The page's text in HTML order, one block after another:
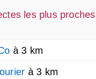
les plus
à 3 km
à 3 km